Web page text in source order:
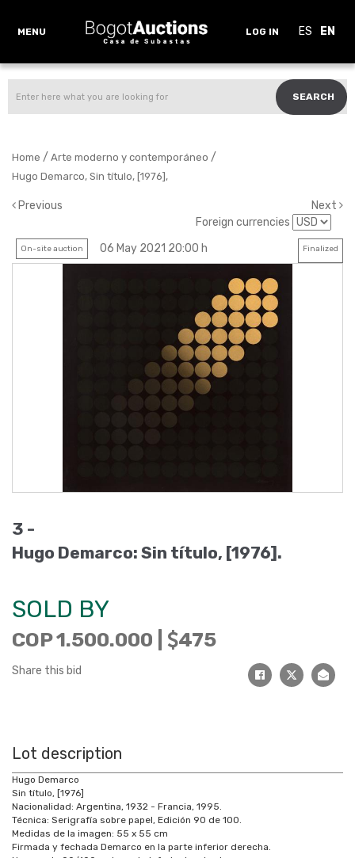
MENU LOG IN ES EN
SEARCH
Home / Arte moderno y contemporáneo /
Hugo Demarco, Sin título, [1976],
Previous
Next
Foreign currencies
On-site auction 06 May 2021 20:00 h Finalized
3 -
Hugo Demarco: Sin título, [1976].
SOLD BY
COP 1.500.000 | 475
Share this bid
Lot description
Hugo Demarco
Sin título, [1976]
Nacionalidad: Argentina, 1932 - Francia, 1995.
Técnica: Serigrafía sobre papel, Edición 90 de 100.
Medidas de la imagen: 55 x 55 cm
Firmada y fechada Demarco en la parte inferior derecha.